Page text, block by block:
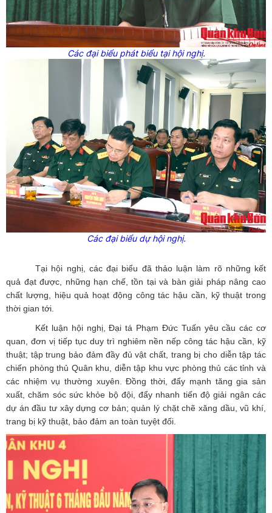
Các đại biểu phát biểu tại hội nghị.
Các đại biểu dự hội nghị.
Tại hội nghị, các đại biểu đã thảo luận làm rõ những kết
quả đạt được, những hạn chế, tồn tại và bàn giải pháp nâng cao
chất lượng, hiệu quả hoạt động công tác hậu cần, kỹ thuật trong
thời gian tới.
Kết luận hội nghị, Đại tá Phạm Đức Tuấn yêu cầu các cơ
quan, đơn vị tiếp tục duy trì nghiêm nền nếp công tác hậu cần, kỹ
thuật; tập trung bảo đảm đầy đủ vật chất, trang bị cho diễn tập tác
chiến phòng thủ Quân khu, diễn tập khu vực phòng thủ các tỉnh và
các nhiệm vụ thường xuyên. Đồng thời, đẩy mạnh tăng gia sản
xuất, chăm sóc sức khỏe bộ đội, đẩy nhanh tiến độ giải ngân các
dự án đầu tư xây dựng cơ bản; quản lý chặt chẽ xăng dầu, vũ khí,
trang bị kỹ thuật, bảo đảm an toàn tuyệt đối.